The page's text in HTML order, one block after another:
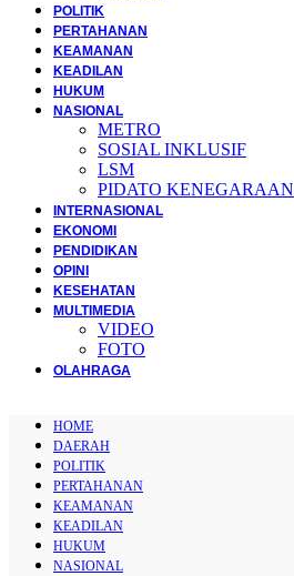
POLITIK
PERTAHANAN
KEAMANAN
KEADILAN
HUKUM
NASIONAL
METRO
SOSIAL INKLUSIF
LSM
PIDATO KENEGARAAN
INTERNASIONAL
EKONOMI
PENDIDIKAN
OPINI
KESEHATAN
MULTIMEDIA
VIDEO
FOTO
OLAHRAGA
HOME
DAERAH
POLITIK
PERTAHANAN
KEAMANAN
KEADILAN
HUKUM
NASIONAL